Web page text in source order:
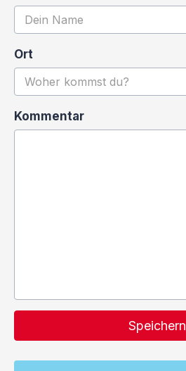
Ort
Kommentar
Speichern